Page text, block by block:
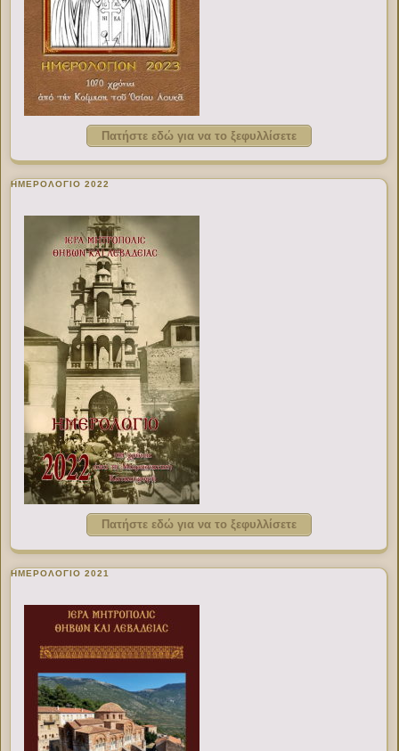
Πατήστε εδώ για να το ξεφυλλίσετε
ΗΜΕΡΟΛΟΓΙΟ 2022
Πατήστε εδώ για να το ξεφυλλίσετε
ΗΜΕΡΟΛΟΓΙΟ 2021